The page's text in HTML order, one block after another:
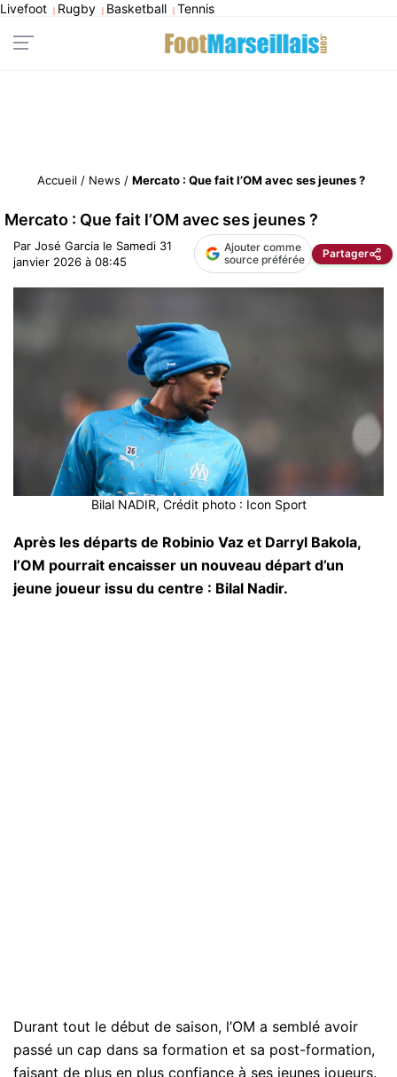
Livefoot | Rugby | Basketball | Tennis
Accueil / News / Mercato : Que fait l’OM avec ses jeunes ?
Mercato : Que fait l’OM avec ses jeunes ?
Par José Garcia le Samedi 31
janvier 2026 à 08:45
Ajouter comme
source préférée
Partager
Bilal NADIR, Crédit photo : Icon Sport
Après les départs de Robinio Vaz et Darryl Bakola,
l’OM pourrait encaisser un nouveau départ d’un
jeune joueur issu du centre : Bilal Nadir.
Durant tout le début de saison, l’OM a semblé avoir
passé un cap dans sa formation et sa post-formation,
faisant de plus en plus confiance à ses jeunes joueurs.